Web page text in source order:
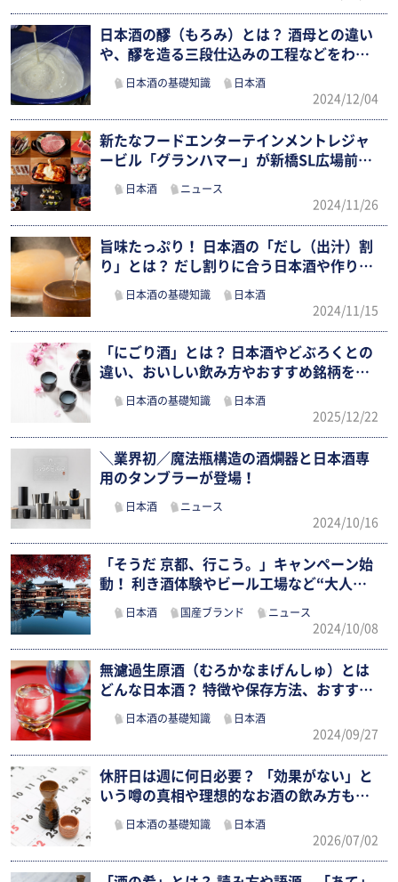
日本酒の醪（もろみ）とは？ 酒母との違い
や、醪を造る三段仕込みの工程などをわ
日本酒の基礎知識 日本酒
2024/12/04
新たなフードエンターテインメントレジャ
ービル「グランハマー」が新橋SL広場前…
日本酒 ニュース
2024/11/26
旨味たっぷり！ 日本酒の「だし（出汁）割
り」とは？ だし割りに合う日本酒や作り…
日本酒の基礎知識 日本酒
2024/11/15
「にごり酒」とは？ 日本酒やどぶろくとの
違い、おいしい飲み方やおすすめ銘柄を紹
日本酒の基礎知識 日本酒
2025/12/22
＼業界初／魔法瓶構造の酒燗器と日本酒専
用のタンブラーが登場！
日本酒 ニュース
2024/10/16
「そうだ 京都、行こう。」キャンペーン始
動！ 利き酒体験やビール工場など“大人…
日本酒 国産ブランド ニュース
2024/10/08
無濾過生原酒（むろかなまげんしゅ）とは
どんな日本酒？ 特徴や保存方法、おすす
日本酒の基礎知識 日本酒
2024/09/27
休肝日は週に何日必要？ 「効果がない」と
いう噂の真相や理想的なお酒の飲み方も確
日本酒の基礎知識 日本酒
2026/07/02